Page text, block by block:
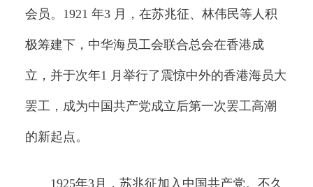
会员。1921 年3 月，在苏兆征、林伟民等人积
极筹建下，中华海员工会联合总会在香港成
立，并于次年1 月举行了震惊中外的香港海员大
罢工，成为中国共产党成立后第一次罢工高潮
的新起点。
1925年3月，苏兆征加入中国共产党。不久